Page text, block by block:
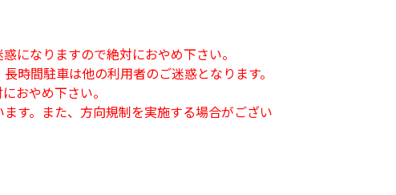
になりますので絶対におやめ下さい。
時間駐車は他の利用者のご迷惑となります。
おやめ下さい。
す。また、方向規制を実施する場合がござい